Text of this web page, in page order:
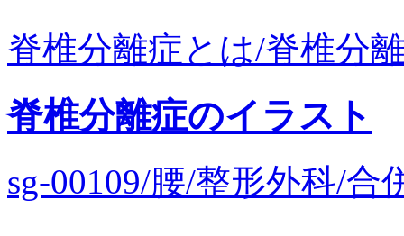
脊椎分離症とは/脊椎分
脊椎分離症のイラスト
sg-00109/腰/整形外科/